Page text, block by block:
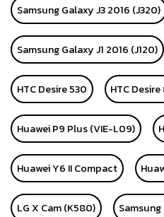
Samsung Galaxy J3 2016 (J320)
Samsung Galaxy J1 2016 (J120)
HTC Desire 530 HTC Desire
Huawei P9 Plus (VIE-L09)
Huawei Y6 II Compact
LG X Cam (K580) Samsung